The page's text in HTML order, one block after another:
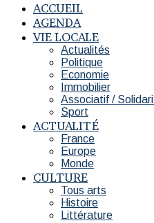
ACCUEIL
AGENDA
VIE LOCALE
Actualités
Politique
Economie
Immobilier
Associatif /
Sport
ACTUALITÉ
France
Europe
Monde
CULTURE
Tous arts
Histoire
Littérature